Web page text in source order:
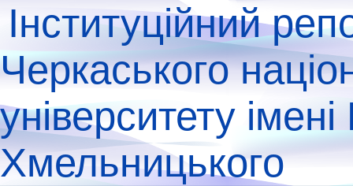
Інституційний
Черкаського
університету
Хмельницького